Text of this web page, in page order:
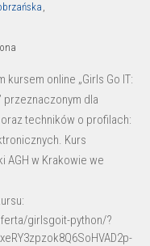
,
kursem online „Girls Go IT:
przeznaczonym dla
techników o profilach:
Kurs
AGH w Krakowie we
girlsgoit-python/?